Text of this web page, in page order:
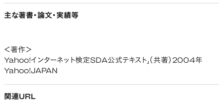
主な著書・論文・実績等
＜著作＞
Yahoo!インターネット検定SDA公式テキスト」（共著）2004年
Yahoo!JAPAN
関連URL